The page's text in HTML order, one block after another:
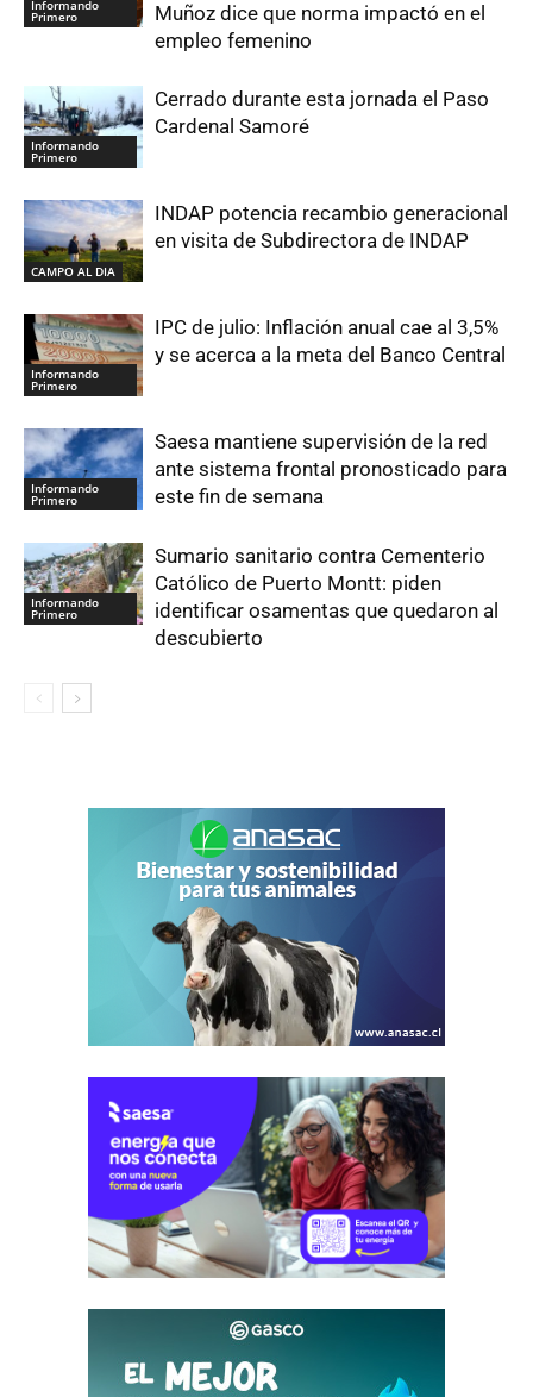
Informando
Primero
Muñoz dice que norma impactó en el
empleo femenino
Informando
Primero
Cerrado durante esta jornada el Paso
Cardenal Samoré
CAMPO AL DIA
INDAP potencia recambio generacional
en visita de Subdirectora de INDAP
Informando
Primero
IPC de julio: Inflación anual cae al 3,5%
y se acerca a la meta del Banco Central
Informando
Primero
Saesa mantiene supervisión de la red
ante sistema frontal pronosticado para
este fin de semana
Informando
Primero
Sumario sanitario contra Cementerio
Católico de Puerto Montt: piden
identificar osamentas que quedaron al
descubierto